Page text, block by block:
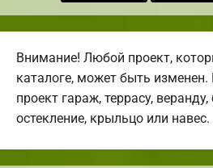
Внимание! Любой проект,
каталоге, может быть
проект гараж, террасу,
остекление, крыльцо или навес.